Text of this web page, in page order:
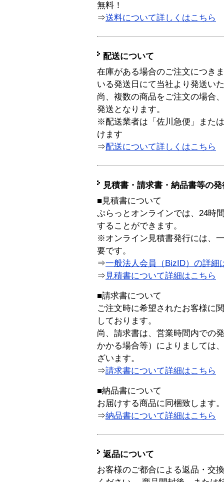
無料！
⇒送料について詳しくはこちら
配送について
在庫がある場合のご注文につき
いる発送日にて当社より発送い
尚、複数の商品をご注文の場合
発送となります。
※配送業者は「佐川急便」また
けます
⇒配送について詳しくはこちら
見積書・請求書・納品書等の
■見積書について
ぷらっとオンラインでは、24時
することができます。
※オンライン見積書発行には、
要です。
⇒一般法人会員（BizID）の詳細
⇒ 見積書について詳細はこちら
■請求書について
ご注文時に希望されたお客様に
しております。
尚、請求書は、営業時間内での
かかる場合等）によりましては
ざいます。
⇒請求書について詳細はこちら
■納品書について
お届けする商品に同梱致します。
⇒納品書について詳細はこちら
返品について
お客様のご都合による返品・交